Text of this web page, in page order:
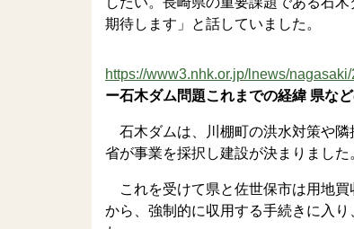
期待します」と話していました。
https://www3.nhk.or.jp/lnews/
ー石木ダム問題これまでの経緯 県な
石木ダムは、川棚町の洪水対策や隣
省が事業を採択し建設が決まりました
これを受けて県と佐世保市は用地買
から、強制的に収用する手続きに入